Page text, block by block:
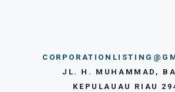
JL. H. MUHAMMAD,
KEPULAUAU RIAU